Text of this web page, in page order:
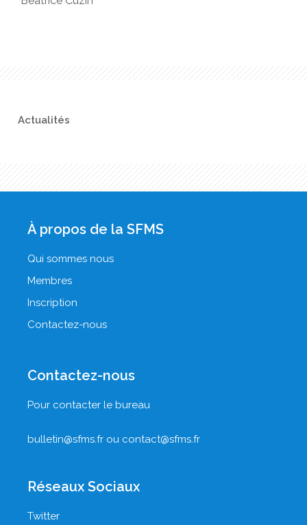
Actualités
À propos de la SFMS
Qui sommes nous
Membres
Inscription
Contactez-nous
Contactez-nous
Pour contacter le bureau
bulletin@sfms.fr ou contact@sfms.fr
Réseaux Sociaux
Twitter